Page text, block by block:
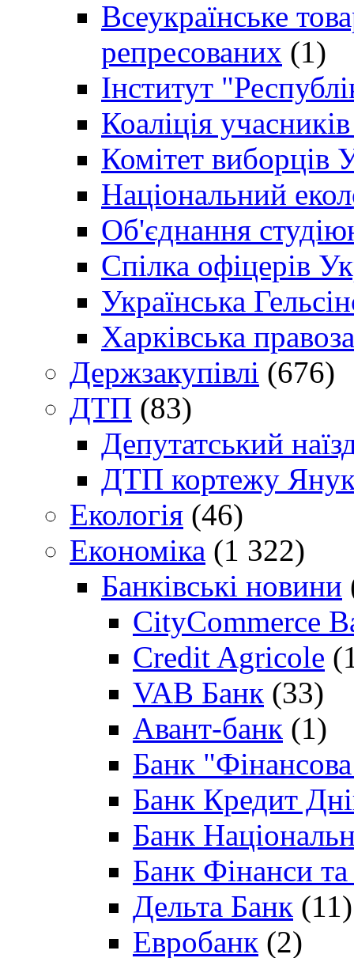
Всеукраїнське
репресованих (1)
Інститут
Коаліція
Комітет виборців
Національний
Об'єднання
Спілка офіцерів
Українська
Харківська
Держзакупівлі (676)
ДТП (83)
Депутатський
ДТП кортежу
Екологія (46)
Економіка (1 322)
Банківські новини
CityCommerce
Credit Agricole
VAB Банк (33)
Авант-банк (1)
Банк "Фінансова
Банк Кредит
Банк
Банк Фінанси
Дельта Банк (11)
Евробанк (2)